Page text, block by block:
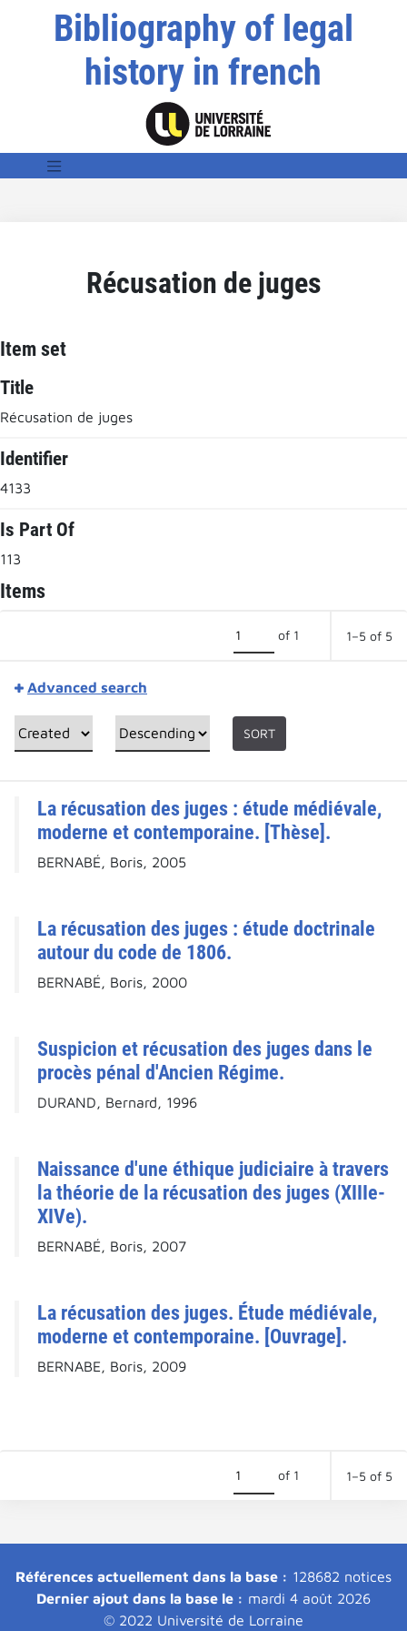
Bibliography of legal
history in french
Récusation de juges
Item set
Title
Récusation de juges
Identifier
4133
Is Part Of
113
Items
of 1 1–5 of 5
Advanced search
SORT
La récusation des juges : étude médiévale,
moderne et contemporaine. [Thèse].
BERNABÉ, Boris, 2005
La récusation des juges : étude doctrinale
autour du code de 1806.
BERNABÉ, Boris, 2000
Suspicion et récusation des juges dans le
procès pénal d'Ancien Régime.
DURAND, Bernard, 1996
Naissance d'une éthique judiciaire à travers
la théorie de la récusation des juges (XIIIe-
XIVe).
BERNABÉ, Boris, 2007
La récusation des juges. Étude médiévale,
moderne et contemporaine. [Ouvrage].
BERNABE, Boris, 2009
of 1 1–5 of 5
Références actuellement dans la base : 128682 notices
Dernier ajout dans la base le : mardi 4 août 2026
© 2022 Université de Lorraine